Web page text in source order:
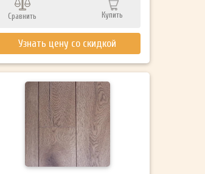
Сравнить Купить
Узнать цену со скидкой